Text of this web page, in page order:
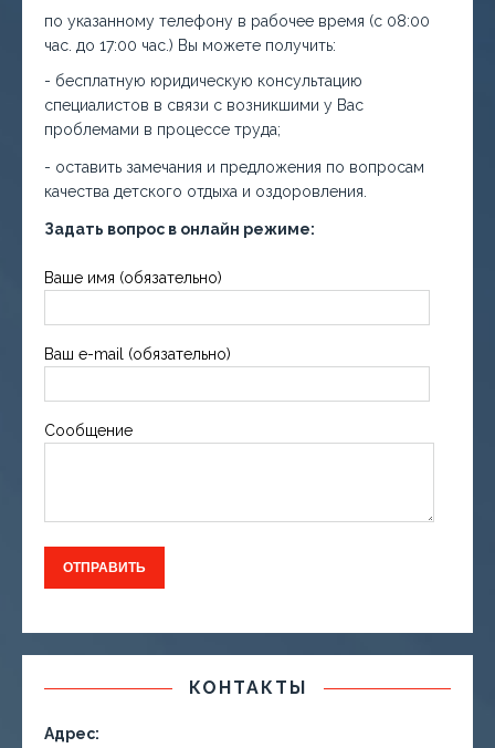
по указанному телефону в рабочее время (с 08:00
час. до 17:00 час.) Вы можете получить:
- бесплатную юридическую консультацию
специалистов в связи с возникшими у Вас
проблемами в процессе труда;
- оставить замечания и предложения по вопросам
качества детского отдыха и оздоровления.
Задать вопрос в онлайн режиме:
Ваше имя (обязательно)
Ваш e-mail (обязательно)
Сообщение
КОНТАКТЫ
Адрес: